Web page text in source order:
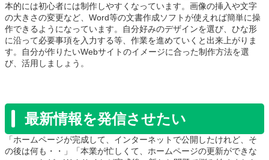
本的には初心者には制作しやすくなっています。画像の挿入や文字
の大きさの変更など、Word等の文書作成ソフトが使えれば簡単に操
作できるようになっています。自分好みのデザインを選び、ひな形
に沿って必要事項を入力する等、作業を進めていくと出来上がりま
す。自分が作りたいWebサイトのイメージに合った制作方法を選
び、活用しましょう。
最新情報を発信させたい
「ホームページが完成して、インターネットで公開したけれど、そ
の後は何も・・」「本業が忙しくて、ホームページの更新ができな